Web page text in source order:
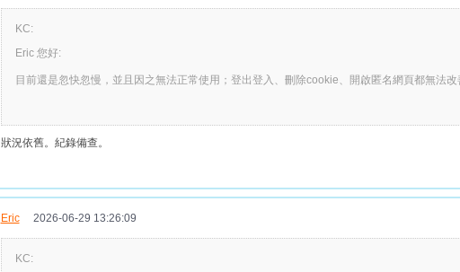
KC:
Eric 您好:
目前還是忽快忽慢，並且因之無法正常使用；登出登入、刪除cookie、開啟匿名網頁都無法改
狀況依舊。紀錄備查。
Eric2026-06-29 13:26:09
KC: